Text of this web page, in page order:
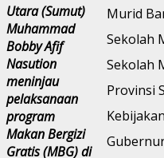
Utara (Sumut)
Muhammad
Bobby Afif
Nasution
meninjau
pelaksanaan
program
Makan Bergizi
Gratis (MBG) di
Murid
Sekolah
Sekolah
Provinsi